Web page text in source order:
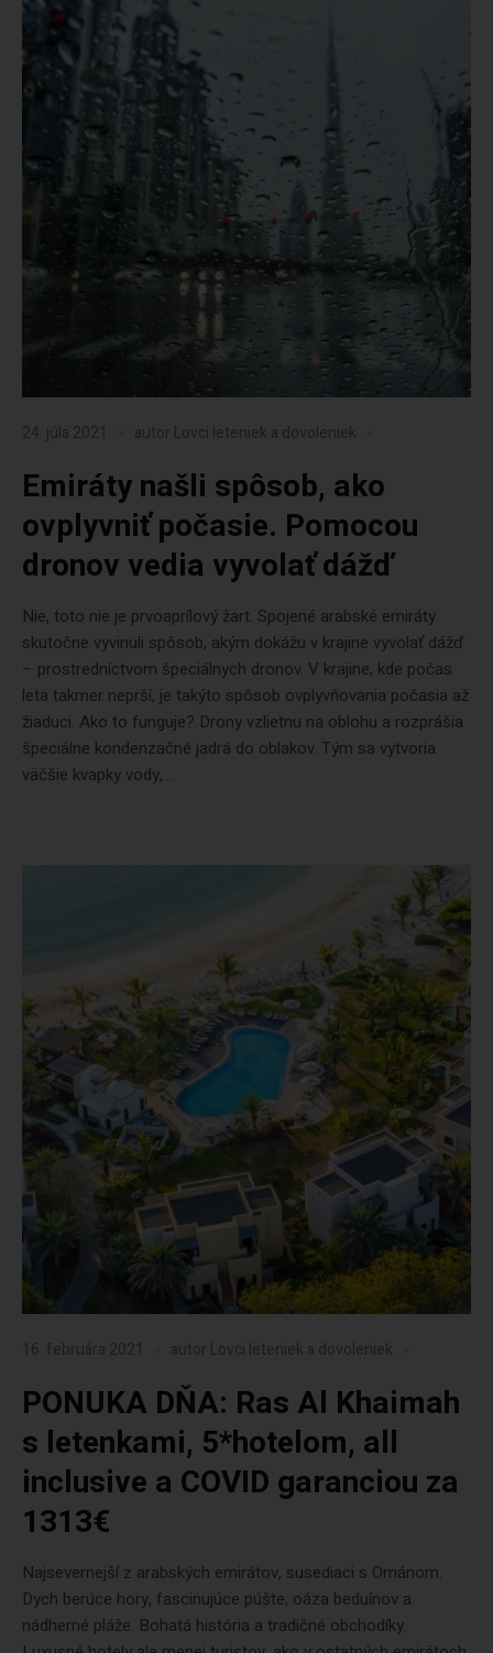
24. júla 2021 autor Lovci leteniek a dovoleniek
Emiráty našli spôsob, ako
ovplyvniť počasie. Pomocou
dronov vedia vyvolať dážď
Nie, toto nie je prvoaprílový žart. Spojené arabské emiráty
skutočne vyvinuli spôsob, akým dokážu v krajine vyvolať dážď
– prostredníctvom špeciálnych dronov. V krajine, kde počas
leta takmer neprší, je takýto spôsob ovplyvňovania počasia až
žiaduci. Ako to funguje? Drony vzlietnu na oblohu a rozprášia
špeciálne kondenzačné jadrá do oblakov. Tým sa vytvoria
väčšie kvapky vody,...
16. februára 2021 autor Lovci leteniek a dovoleniek
PONUKA DŇA: Ras Al Khaimah
s letenkami, 5*hotelom, all
inclusive a COVID garanciou za
1313€
Najsevernejší z arabských emirátov, susediaci s Ománom.
Dych berúce hory, fascinujúce púšte, oáza beduínov a
nádherné pláže. Bohatá história a tradičné obchodíky.